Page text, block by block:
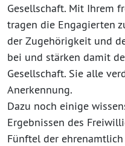
Gesellschaft. Mit Ihrem
tragen die Engagierten
der Zugehörigkeit und
bei und stärken damit
Gesellschaft. Sie alle
Anerkennung.
Dazu noch einige
Ergebnissen des
Fünftel der